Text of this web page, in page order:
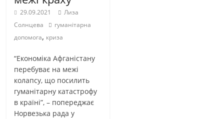
29.09.2021
Лиза
Солнцева
гуманітарна
допомога, криза
“Економіка Афганістану
перебуває на межі
колапсу, що посилить
гуманітарну катастрофу
в країні”, – попереджає
Норвезька рада у